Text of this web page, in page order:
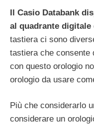
Il Casio Databank
al quadrante
tastiera ci sono
tastiera che consente
con questo orologio
orologio da usare
Più che considerarlo
considerare un